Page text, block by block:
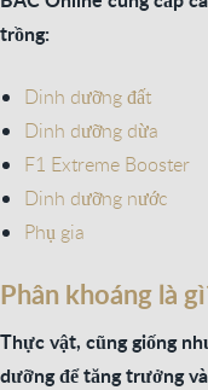
trồng:
Dinh dưỡng đất
Dinh dưỡng dừa
F1 Extreme Booster
Dinh dưỡng nước
Phụ gia
Phân khoáng là
Thực vật, cũng giống
dưỡng để tăng trưởng